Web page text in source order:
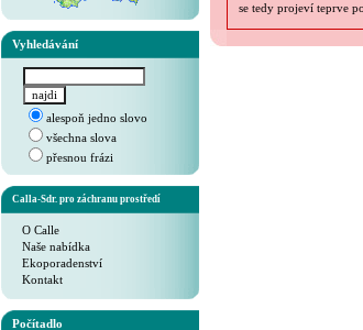
Vyhledávání
alespoň jedno slovo
všechna slova
přesnou frázi
Calla-Sdr. pro záchranu prostředí
O Calle
Naše nabídka
Ekoporadenství
Kontakt
Počítadlo
se tedy projeví teprve